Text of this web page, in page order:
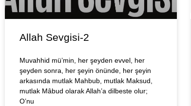
Allah Sevgisi-2
Muvahhid mü’min, her şeyden evvel, her
şeyden sonra, her şeyin önünde, her şeyin
arkasında mutlak Mahbub, mutlak Maksud,
mutlak Mâbud olarak Allah’a dilbeste olur;
O’nu